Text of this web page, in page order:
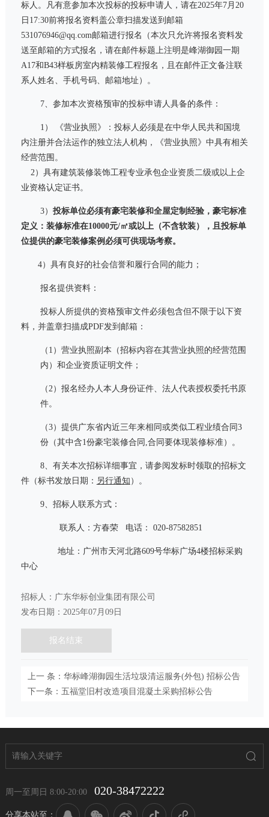
标人。凡有意参加本次投标的投标申请人，请在2025年7月 20
日 17:30前将报名资料盖公章扫描发送到邮箱
531076946@qq.com邮箱进行报名（本次只允许将报名资料发
送至邮箱的方式报名，请在邮件标题上注明是峰湖御园一期
A17和B43样板房室内精装修工程报名，且在邮件正文备注联
系人姓名、手机号码、邮箱地址）。
7、参加本次资格预审的投标申请人具备的条件：
1） 《营业执照》：投标人必须是在中华人民共和国境
内注册并合法运作的独立法人机构，《营业执照》中具有相关
经营范围。
2）具有建筑装修装饰工程专业承包企业资质二级或以上企
业资格认定证书。
3） 投标单位必须有豪宅装修和全屋定制经验，豪宅标准
定义：装修标准在10000元/㎡或以上（不含软装）， 且投标单
位提供的豪宅装修案例必须可供现场考察。
4）具有良好的社会信誉和履行合同的能力；
报名提供资料：
投标人所提供的资格预审文件必须包含但不限于以下资
料，并盖章扫描成PDF发到邮箱：
（ 1 ）营业执照副本（招标内容在其营业执照的经营范围
内）和企业资质证明文件；
（2）报名经办人本人身份证件、法人代表授权委托书原
件。
（3）提供广东省内近三年来相同或类似工程业绩合同 3
份（其中含1份豪宅装修合同 ,合同要体现装修标准）。
8、有关本次招标详细事宜，请参阅发标时领取的招标文
件（标书发放日期： 另行通知 ）。
9、招标人联系方式：
联系人：方春荣 电话： 020-87582851
地址：广州市天河北路609号华标广场4楼招标采购
中心
招标人：广东华标创业集团有限公司
发布日期：2025年07月09日
报名结束
上一 条：华标峰湖御园生活垃圾清运服务(外包) 招标公告
下一条：五福堂旧村改造项目混凝土采购招标公告
周一至周日 8:00-20:00 020-38472222
分享本站至：